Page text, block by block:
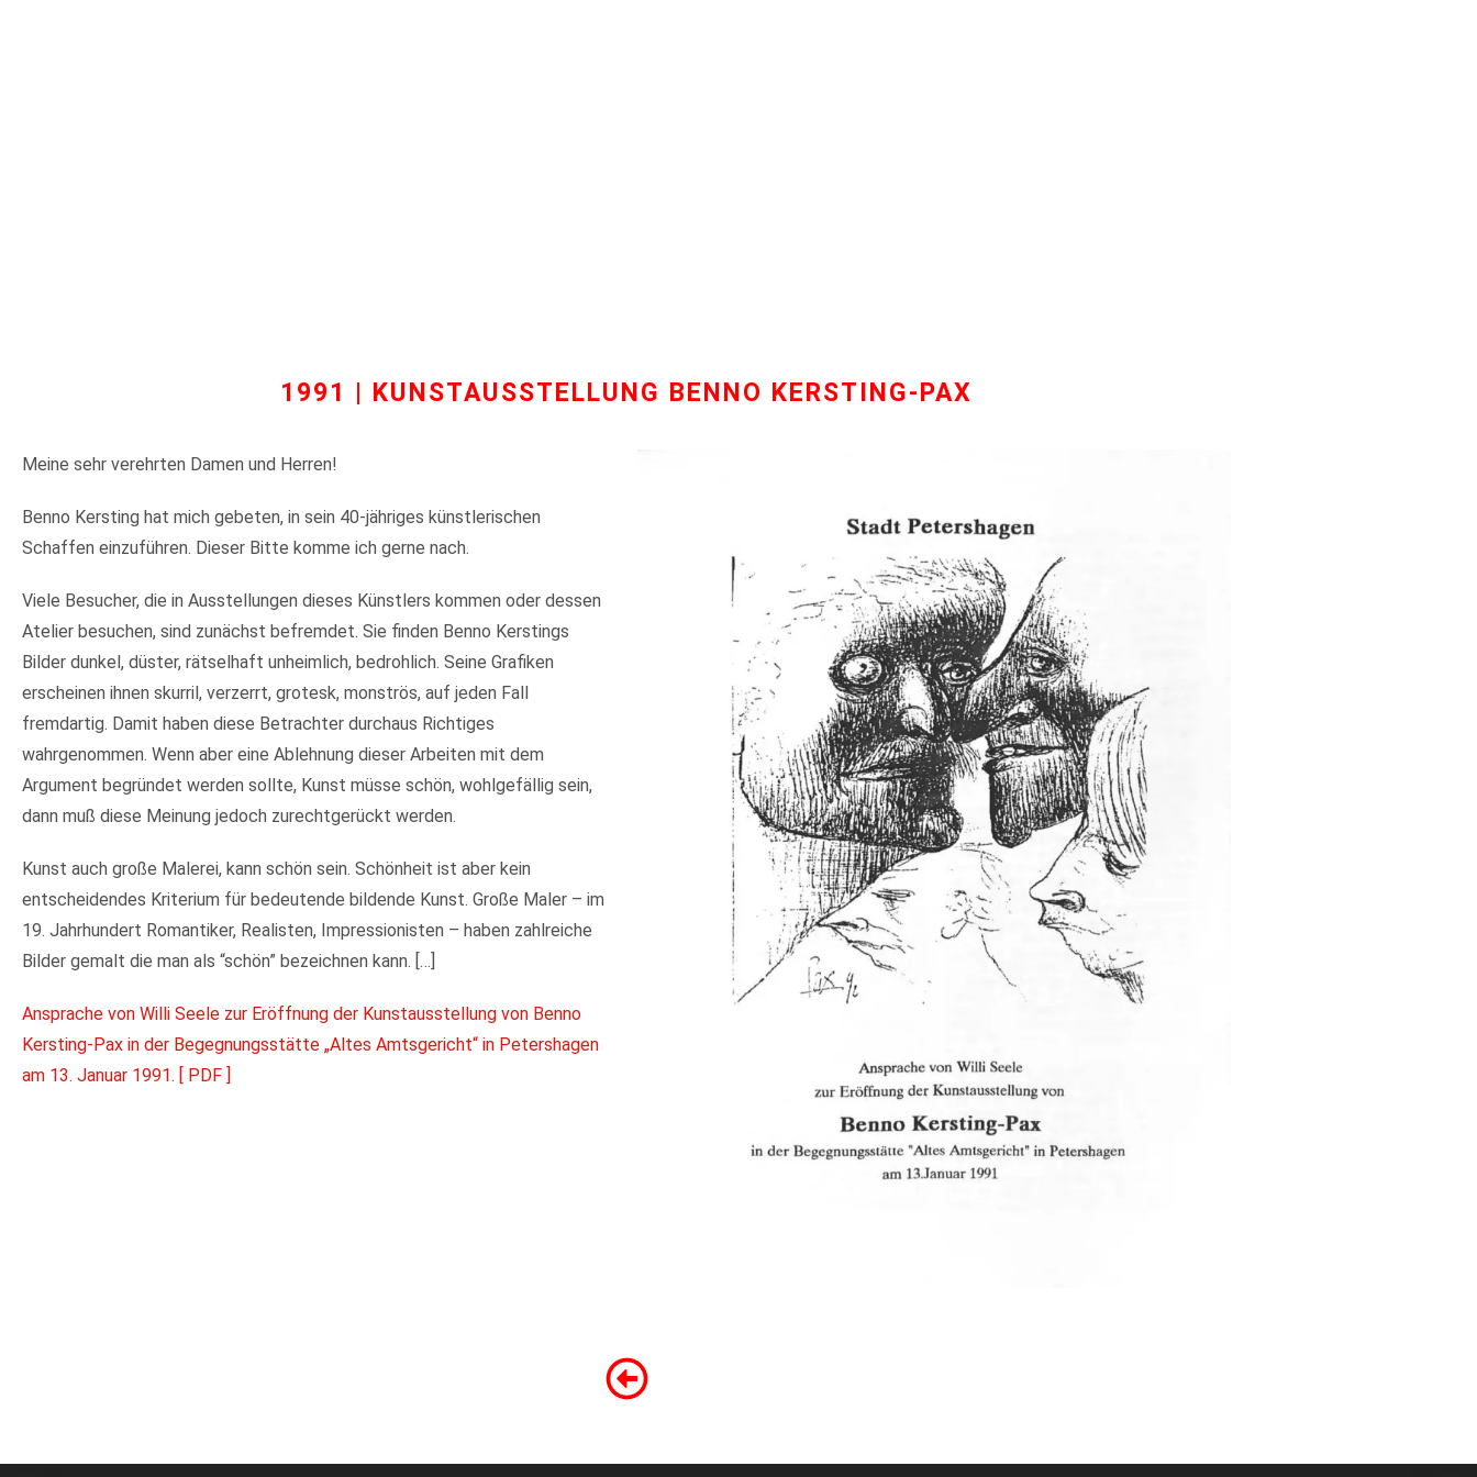
1991 | KUNSTAUSSTELLUNG BENNO KERSTING-PAX
Meine sehr verehrten Damen und Herren!
Benno Kersting hat mich gebeten, in sein 40-jähriges künstlerischen
Schaffen einzuführen. Dieser Bitte komme ich gerne nach.
Viele Besucher, die in Ausstellungen dieses Künstlers kommen oder dessen
Atelier besuchen, sind zunächst befremdet. Sie finden Benno Kerstings
Bilder dunkel, düster, rätselhaft unheimlich, bedrohlich. Seine Grafiken
erscheinen ihnen skurril, verzerrt, grotesk, monströs, auf jeden Fall
fremdartig. Damit haben diese Betrachter durchaus Richtiges
wahrgenommen. Wenn aber eine Ablehnung dieser Arbeiten mit dem
Argument begründet werden sollte, Kunst müsse schön, wohlgefällig sein,
dann muß diese Meinung jedoch zurechtgerückt werden.
Kunst auch große Malerei, kann schön sein. Schönheit ist aber kein
entscheidendes Kriterium für bedeutende bildende Kunst. Große Maler – im
19. Jahrhundert Romantiker, Realisten, Impressionisten – haben zahlreiche
Bilder gemalt die man als “schön” bezeichnen kann. […]
Ansprache von Willi Seele zur Eröffnung der Kunstausstellung von Benno
Kersting-Pax in der Begegnungsstätte „Altes Amtsgericht“ in Petershagen
am 13. Januar 1991. [ PDF ]